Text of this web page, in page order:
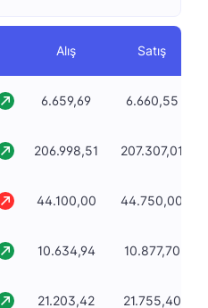
Alış Satış
6.659,69 6.660,55
206.998,51 207.307,01
44.100,00 44.750,00
10.634,94 10.877,70
21.203,42 21.755,40